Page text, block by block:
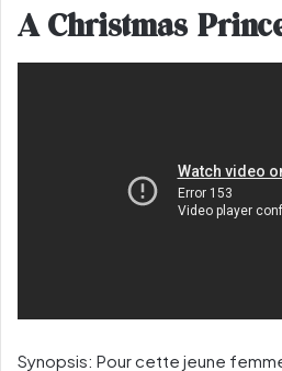
A Christmas
Synopsis: Pour cette jeune